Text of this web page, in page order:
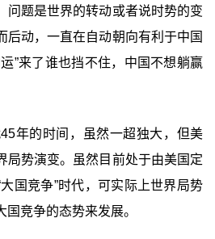
问题是世界的转动或者说时势的变
后动，一直在自动朝向有利于中国
”来了谁也挡不住，中国不想躺赢
年的时间，虽然一超独大，但美
局势演变。虽然目前处于由美国定
国竞争”时代，可实际上世界局势
竞争的态势来发展。